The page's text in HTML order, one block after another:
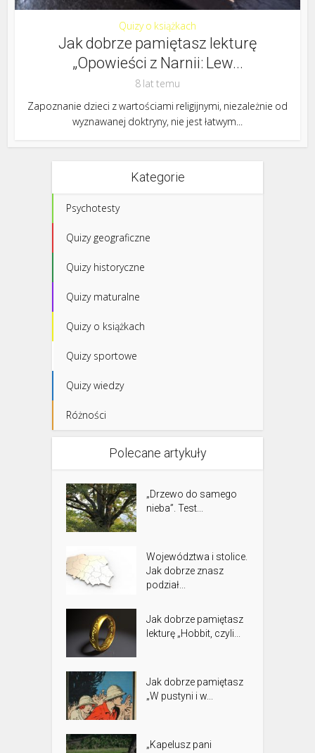
Quizy o książkach
Jak dobrze pamiętasz lekturę
„Opowieści z Narnii: Lew...
8 lat temu
Zapoznanie dzieci z wartościami religijnymi, niezależnie od
wyznawanej doktryny, nie jest łatwym...
Kategorie
Psychotesty
Quizy geograficzne
Quizy historyczne
Quizy maturalne
Quizy o książkach
Quizy sportowe
Quizy wiedzy
Różności
Polecane artykuły
„Drzewo do samego
nieba”. Test...
Województwa i stolice.
Jak dobrze znasz
podział...
Jak dobrze pamiętasz
lekturę „Hobbit, czyli...
Jak dobrze pamiętasz
„W pustyni i w...
„Kapelusz pani